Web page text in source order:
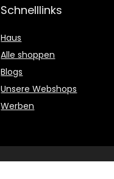
Schnelllinks
Haus
Alle shoppen
Blogs
Unsere Webshops
Werben